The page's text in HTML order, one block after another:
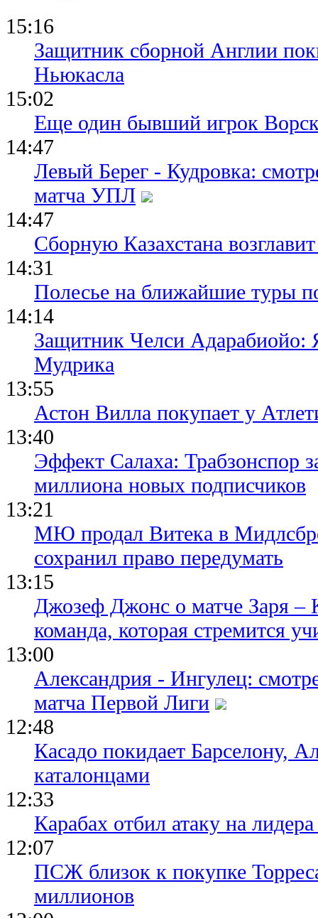
15:16
Защитник сборной Англии
Ньюкасла
15:02
Еще один бывший игрок
14:47
Левый Берег - Кудровка:
матча УПЛ
14:47
Сборную Казахстана
14:31
Полесье на ближайшие туры
14:14
Защитник Челси Адарабиойо:
Мудрика
13:55
Астон Вилла покупает у
13:40
Эффект Салаха: Трабзонспор
миллиона новых подписчиков
13:21
МЮ продал Витека в
сохранил право передумать
13:15
Джозеф Джонс о матче Заря
команда, которая стремится
13:00
Александрия - Ингулец:
матча Первой Лиги
12:48
Касадо покидает Барселону,
каталонцами
12:33
Карабах отбил атаку на
12:07
ПСЖ близок к покупке
миллионов